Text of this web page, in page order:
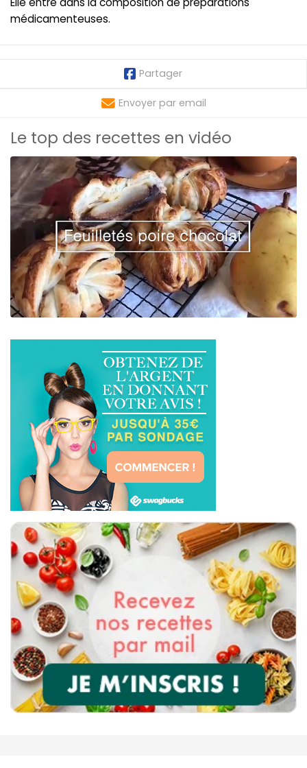
médicamenteuses.
Partager
Envoyer par email
Le top des recettes en vidéo